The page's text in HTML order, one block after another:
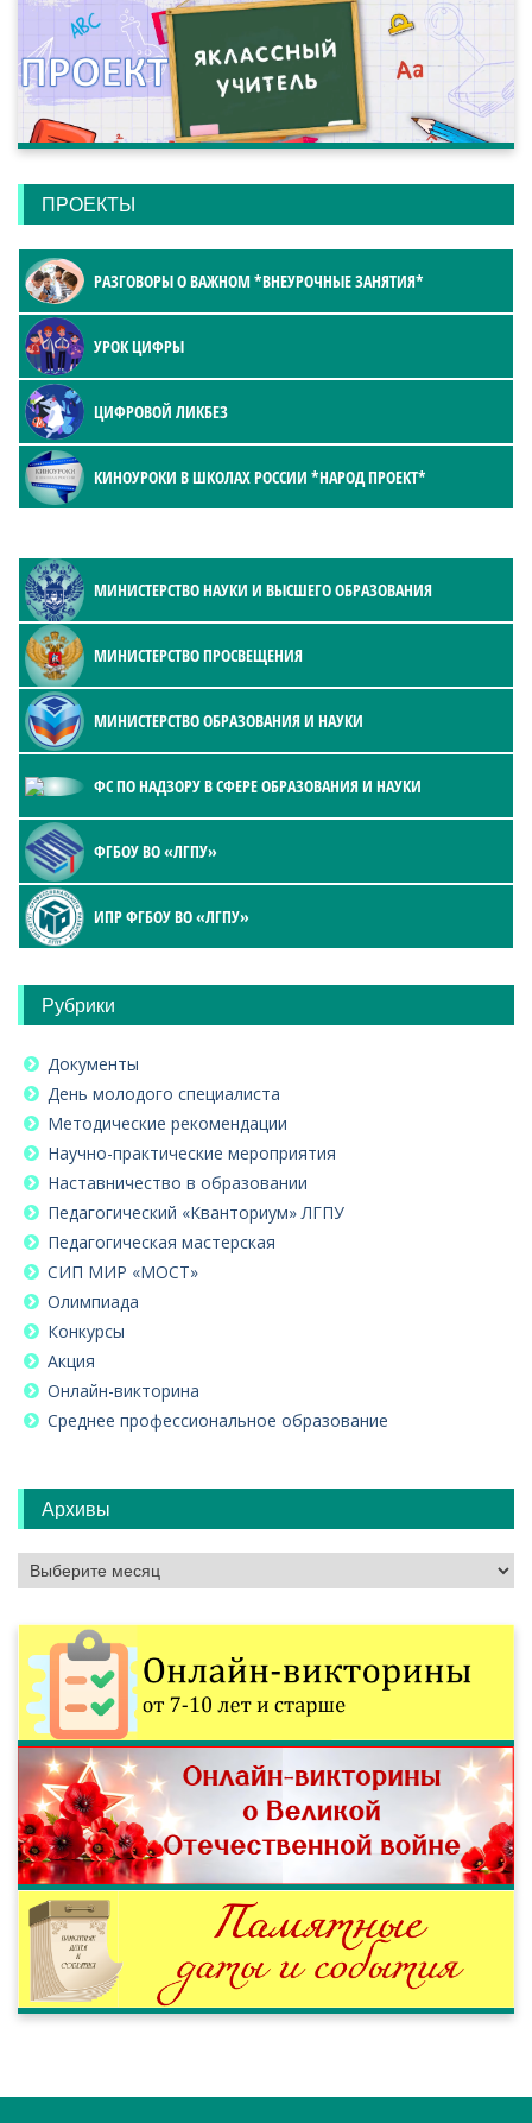
ПРОЕКТЫ
РАЗГОВОРЫ О ВАЖНОМ *ВНЕУРОЧНЫЕ ЗАНЯТИЯ*
УРОК ЦИФРЫ
ЦИФРОВОЙ ЛИКБЕЗ
КИНОУРОКИ В ШКОЛАХ РОССИИ *НАРОД ПРОЕКТ*
МИНИСТЕРСТВО НАУКИ И ВЫСШЕГО ОБРАЗОВАНИЯ
МИНИСТЕРСТВО ПРОСВЕЩЕНИЯ
МИНИСТЕРСТВО ОБРАЗОВАНИЯ И НАУКИ
ФС ПО НАДЗОРУ В СФЕРЕ ОБРАЗОВАНИЯ И НАУКИ
ФГБОУ ВО «ЛГПУ»
ИПР ФГБОУ ВО «ЛГПУ»
Рубрики
Документы
День молодого специалиста
Методические рекомендации
Научно-практические мероприятия
Наставничество в образовании
Педагогический «Кванториум» ЛГПУ
Педагогическая мастерская
СИП МИР «МОСТ»
Олимпиада
Конкурсы
Акция
Онлайн-викторина
Среднее профессиональное образование
Архивы
Архивы